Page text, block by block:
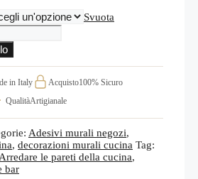
Svuota
in Italy Acquisto100% Sicuro
QualitàArtigianale
Adesivi murali negozi,
, decorazioni murali cucina Tag:
Arredare le pareti della cucina,
bar